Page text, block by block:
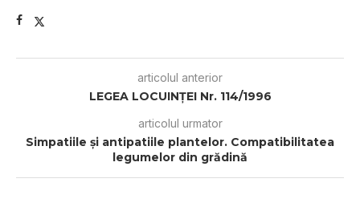
articolul anterior
LEGEA LOCUINŢEI Nr. 114/1996
articolul urmator
Simpatiile şi antipatiile plantelor. Compatibilitatea
legumelor din grădină